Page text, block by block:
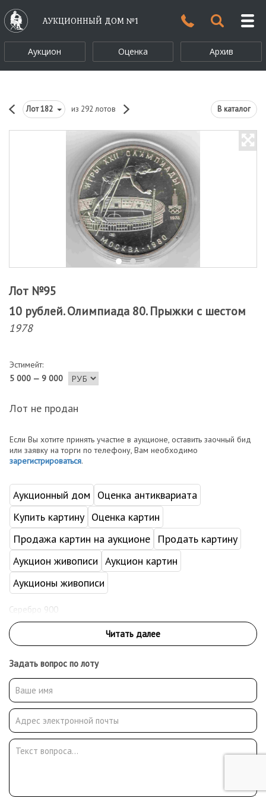
АУКЦИОННЫЙ ДОМ №1
Аукцион Оценка Архив
Лот182 из 292 лотов В каталог
Лот №95
10 рублей. Олимпиада 80. Прыжки с шестом
1978
Эстимейт:
5 000 — 9 000
Лот не продан
Если Вы хотите принять участие в аукционе, оставить заочный бид
или заявку на торги по телефону, Вам необходимо
зарегистрироваться.
Аукционный дом
Оценка антиквариата
Купить картину Оценка картин
Продажа картин на аукционе
Продать картину
Аукцион живописи Аукцион картин
Аукционы живописи
Серебро 900
Задать вопрос по лоту